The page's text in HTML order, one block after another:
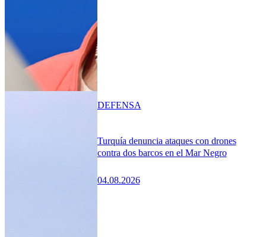
Turquía denuncia ataques con drones
contra dos barcos en el Mar Negro
04.08.2026
DEFENSA